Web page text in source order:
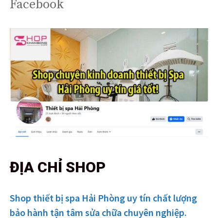
Facebook
ĐỊA CHỈ SHOP
Shop thiết bị spa Hải Phòng uy tín chất lượng
bảo hành tận tâm sửa chữa chuyên nghiệp.